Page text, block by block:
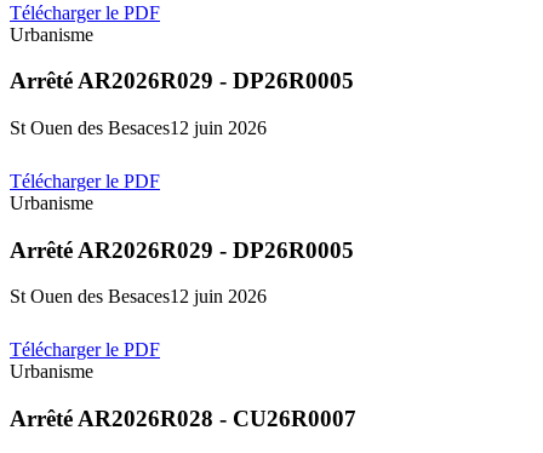
Télécharger le PDF
Urbanisme
Arrêté AR2026R029 - DP26R0005
St Ouen des Besaces12 juin 2026
Télécharger le PDF
Urbanisme
Arrêté AR2026R029 - DP26R0005
St Ouen des Besaces12 juin 2026
Télécharger le PDF
Urbanisme
Arrêté AR2026R028 - CU26R0007